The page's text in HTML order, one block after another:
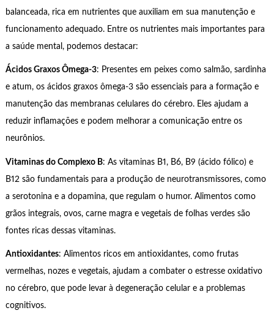
balanceada, rica em nutrientes que auxiliam em sua manutenção e
funcionamento adequado. Entre os nutrientes mais importantes para
a saúde mental, podemos destacar:
Ácidos Graxos Ômega-3: Presentes em peixes como salmão, sardinha
e atum, os ácidos graxos ômega-3 são essenciais para a formação e
manutenção das membranas celulares do cérebro. Eles ajudam a
reduzir inflamações e podem melhorar a comunicação entre os
neurônios.
Vitaminas do Complexo B: As vitaminas B1, B6, B9 (ácido fólico) e
B12 são fundamentais para a produção de neurotransmissores, como
a serotonina e a dopamina, que regulam o humor. Alimentos como
grãos integrais, ovos, carne magra e vegetais de folhas verdes são
fontes ricas dessas vitaminas.
Antioxidantes: Alimentos ricos em antioxidantes, como frutas
vermelhas, nozes e vegetais, ajudam a combater o estresse oxidativo
no cérebro, que pode levar à degeneração celular e a problemas
cognitivos.